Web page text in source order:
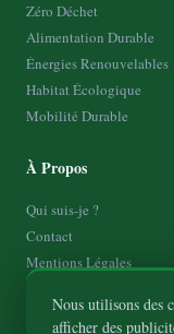
Zéro Déchet
Alimentation Durable
Énergies Renouvelables
Habitat Écologique
Mobilité Durable
À Propos
Qui suis-je ?
Contact
Mentions Légales
Plan de site
Nous utilisons des
afficher des